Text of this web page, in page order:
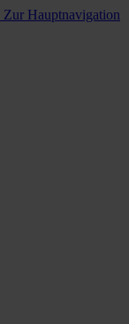
Zur Hauptnavigation